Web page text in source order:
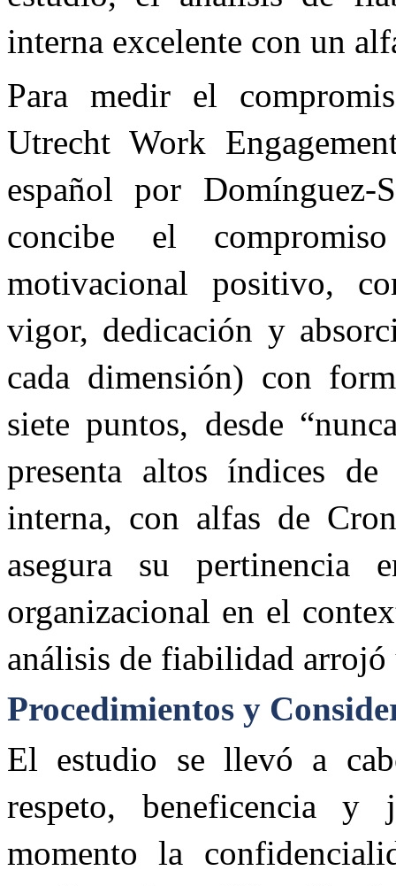
interna excelente con un
Para medir el
Utrecht Work
español por
concibe el
motivacional positivo,
vigor, dedicación y
cada dimensión) con
siete puntos, desde
presenta altos índices
interna, con alfas de
asegura su pertinencia
organizacional en el
análisis de fiabilidad
Procedimientos y
El estudio se llevó a
respeto, beneficencia
momento la